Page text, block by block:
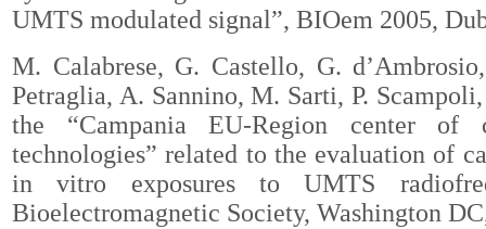
UMTS modulated signal”, BIOem 2005,
M. Calabrese, G. Castello, G.
Petraglia, A. Sannino, M. Sarti, P.
the “Campania EU-Region center of
technologies” related to the evaluation of
in vitro exposures to UMTS
Bioelectromagnetic Society, Washington